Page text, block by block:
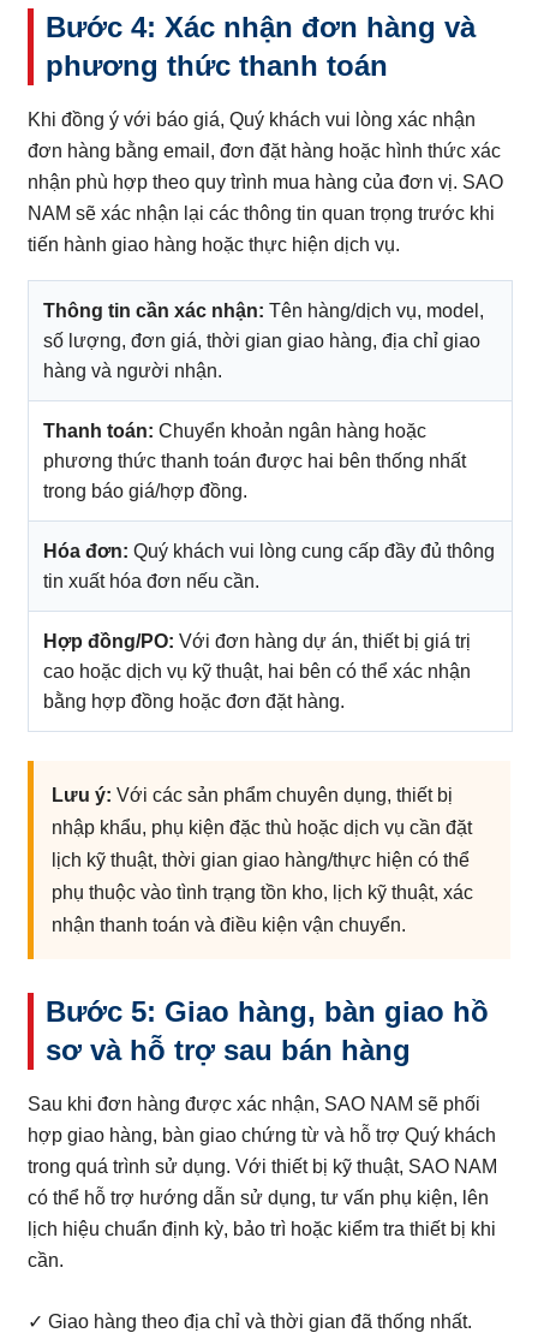
Bước 4: Xác nhận đơn hàng và
phương thức thanh toán
Khi đồng ý với báo giá, Quý khách vui lòng xác nhận
đơn hàng bằng email, đơn đặt hàng hoặc hình thức xác
nhận phù hợp theo quy trình mua hàng của đơn vị. SAO
NAM sẽ xác nhận lại các thông tin quan trọng trước khi
tiến hành giao hàng hoặc thực hiện dịch vụ.
Thông tin cần xác nhận: Tên hàng/dịch vụ, model,
số lượng, đơn giá, thời gian giao hàng, địa chỉ giao
hàng và người nhận.
Thanh toán: Chuyển khoản ngân hàng hoặc
phương thức thanh toán được hai bên thống nhất
trong báo giá/hợp đồng.
Hóa đơn: Quý khách vui lòng cung cấp đầy đủ thông
tin xuất hóa đơn nếu cần.
Hợp đồng/PO: Với đơn hàng dự án, thiết bị giá trị
cao hoặc dịch vụ kỹ thuật, hai bên có thể xác nhận
bằng hợp đồng hoặc đơn đặt hàng.
Lưu ý: Với các sản phẩm chuyên dụng, thiết bị
nhập khẩu, phụ kiện đặc thù hoặc dịch vụ cần đặt
lịch kỹ thuật, thời gian giao hàng/thực hiện có thể
phụ thuộc vào tình trạng tồn kho, lịch kỹ thuật, xác
nhận thanh toán và điều kiện vận chuyển.
Bước 5: Giao hàng, bàn giao hồ
sơ và hỗ trợ sau bán hàng
Sau khi đơn hàng được xác nhận, SAO NAM sẽ phối
hợp giao hàng, bàn giao chứng từ và hỗ trợ Quý khách
trong quá trình sử dụng. Với thiết bị kỹ thuật, SAO NAM
có thể hỗ trợ hướng dẫn sử dụng, tư vấn phụ kiện, lên
lịch hiệu chuẩn định kỳ, bảo trì hoặc kiểm tra thiết bị khi
cần.
✓ Giao hàng theo địa chỉ và thời gian đã thống nhất.